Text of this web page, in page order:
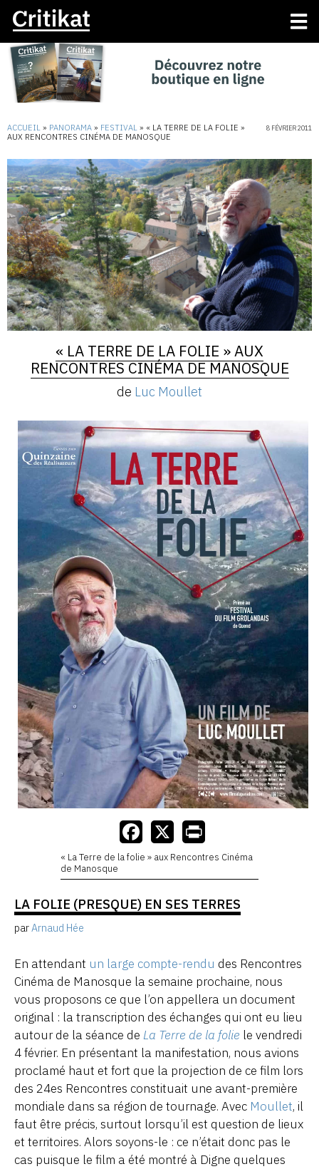
ACCUEIL » PANORAMA » FESTIVAL » « LA TERRE DE LA FOLIE »
AUX RENCONTRES CINÉMA DE MANOSQUE
8 FÉVRIER 2011
« LA TERRE DE LA FOLIE » AUX
RENCONTRES CINÉMA DE MANOSQUE
de Luc Moullet
« La Terre de la folie » aux Rencontres Cinéma
de Manosque
LA FOLIE (PRESQUE) EN SES TERRES
parArnaud Hée
En attendant un large compte-rendu des Rencontres
Cinéma de Manosque la semaine prochaine, nous
vous proposons ce que l’on appellera un document
original : la transcription des échanges qui ont eu lieu
autour de la séance de La Terre de la folie le vendredi
4 février. En présentant la manifestation, nous avions
proclamé haut et fort que la projection de ce film lors
des 24es Rencontres constituait une avant-première
mondiale dans sa région de tournage. Avec Moullet, il
faut être précis, surtout lorsqu’il est question de lieux
et territoires. Alors soyons-le : ce n’était donc pas le
cas puisque le film a été montré à Digne quelques